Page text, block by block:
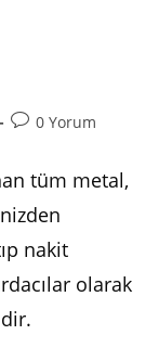
Post0 Yorum
tüm metal,
nakit
olarak